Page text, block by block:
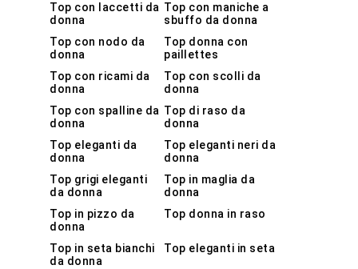
Top con laccetti da
donna
Top con maniche a
sbuffo da donna
Top con nodo da
donna
Top donna con
paillettes
Top con ricami da
donna
Top con scolli da
donna
Top con spalline da
donna
Top di raso da
donna
Top eleganti da
donna
Top eleganti neri da
donna
Top grigi eleganti
da donna
Top in maglia da
donna
Top in pizzo da
donna
Top donna in raso
Top in seta bianchi
da donna
Top eleganti in seta